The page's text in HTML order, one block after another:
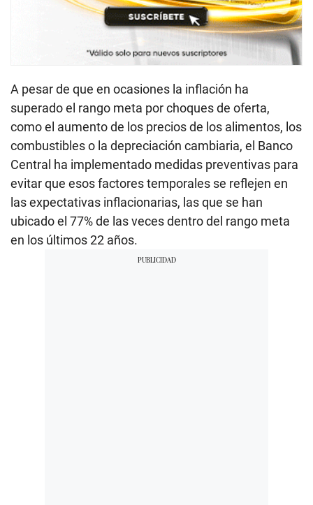
A pesar de que en ocasiones la inflación ha
superado el rango meta por choques de oferta,
como el aumento de los precios de los alimentos, los
combustibles o la depreciación cambiaria, el Banco
Central ha implementado medidas preventivas para
evitar que esos factores temporales se reflejen en
las expectativas inflacionarias, las que se han
ubicado el 77% de las veces dentro del rango meta
en los últimos 22 años.